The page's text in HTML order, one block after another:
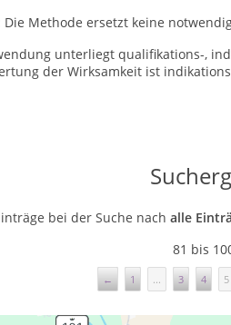
Die Methode ersetzt keine
unterliegt qualifikations-,
der Wirksamkeit ist
bei der Suche nach alle
81 bis
← 1 ... 3 4 5